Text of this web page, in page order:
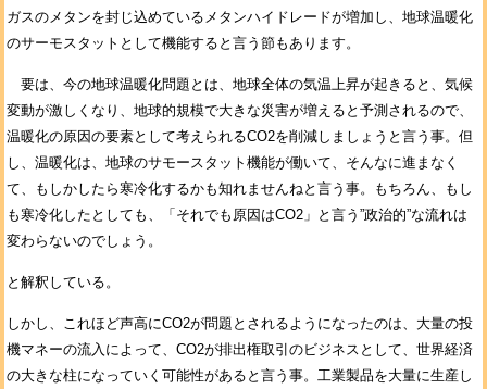
ガスのメタンを封じ込めているメタンハイドレードが増加し、地球温暖化
のサーモスタットとして機能すると言う節もあります。
要は、今の地球温暖化問題とは、地球全体の気温上昇が起きると、気候
変動が激しくなり、地球的規模で大きな災害が増えると予測されるので、
温暖化の原因の要素として考えられるCO2を削減しましょうと言う事。但
し、温暖化は、地球のサモースタット機能が働いて、そんなに進まなく
て、もしかしたら寒冷化するかも知れませんねと言う事。もちろん、もし
も寒冷化したとしても、「それでも原因はCO2」と言う”政治的”な流れは
変わらないのでしょう。
と解釈している。
しかし、これほど声高にCO2が問題とされるようになったのは、大量の投
機マネーの流入によって、CO2が排出権取引のビジネスとして、世界経済
の大きな柱になっていく可能性があると言う事。工業製品を大量に生産し